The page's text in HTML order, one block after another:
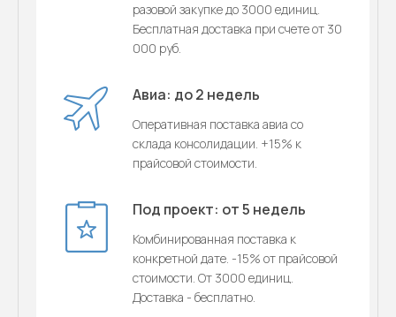
разовой закупке до 3000 единиц.
Бесплатная доставка при счете от 30
000 руб.
Авиа: до 2 недель
Оперативная поставка авиа со
склада консолидации. +15% к
прайсовой стоимости.
Под проект: от 5 недель
Комбинированная поставка к
конкретной дате. -15% от прайсовой
стоимости. От 3000 единиц.
Доставка - бесплатно.